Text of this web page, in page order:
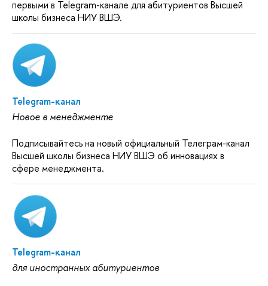
первыми в Telegram-канале для абитуриентов Высшей
школы бизнеса НИУ ВШЭ.
Telegram-канал
Новое в менеджменте
Подписывайтесь на новый официальный Телеграм-канал
Высшей школы бизнеса НИУ ВШЭ об инновациях в
сфере менеджмента.
Telegram-канал
для иностранных абитуриентов